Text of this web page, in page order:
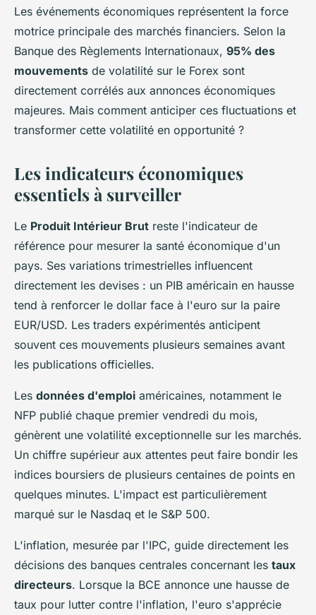
Pourquoi le calendrier
économique est-il essentiel
pour traders ?
Ayden•28 novembre 2025• 7 min de lecture
Les événements économiques représentent la force
motrice principale des marchés financiers. Selon la
Banque des Règlements Internationaux, 95% des
mouvements de volatilité sur le Forex sont
directement corrélés aux annonces économiques
majeures. Mais comment anticiper ces fluctuations et
transformer cette volatilité en opportunité ?
Les indicateurs économiques
essentiels à surveiller
Le Produit Intérieur Brut reste l'indicateur de
référence pour mesurer la santé économique d'un
pays. Ses variations trimestrielles influencent
directement les devises : un PIB américain en hausse
tend à renforcer le dollar face à l'euro sur la paire
EUR/USD. Les traders expérimentés anticipent
souvent ces mouvements plusieurs semaines avant
les publications officielles.
Les données d'emploi américaines, notamment le
NFP publié chaque premier vendredi du mois,
génèrent une volatilité exceptionnelle sur les marchés.
Un chiffre supérieur aux attentes peut faire bondir les
indices boursiers de plusieurs centaines de points en
quelques minutes. L'impact est particulièrement
marqué sur le Nasdaq et le S&P 500.
L'inflation, mesurée par l'IPC, guide directement les
décisions des banques centrales concernant les taux
directeurs. Lorsque la BCE annonce une hausse de
taux pour lutter contre l'inflation, l'euro s'apprécie